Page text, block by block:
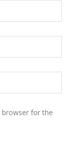
browser for the